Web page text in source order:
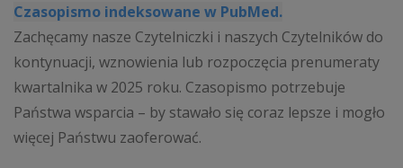
Czasopismo indeksowane w PubMed.
Zachęcamy nasze Czytelniczki i naszych Czytelników do
kontynuacji, wznowienia lub rozpoczęcia prenumeraty
kwartalnika w 2025 roku. Czasopismo potrzebuje
Państwa wsparcia – by stawało się coraz lepsze i mogło
więcej Państwu zaoferować.